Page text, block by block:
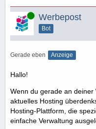
Online Werbepost
Bot
Gerade eben Anzeige
Hallo!
Wenn du gerade an
aktuelles Hosting
Hosting-Plattform, die
einfache Verwaltung